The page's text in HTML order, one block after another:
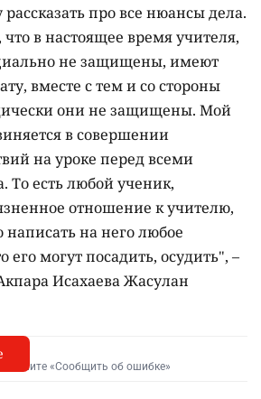
про все нюансы дела.
в настоящее время учителя,
не защищены, имеют
вместе с тем и со стороны
они не защищены. Мой
в совершении
на уроке перед всеми
То есть любой ученик,
отношение к учителю,
написать на него любое
его могут посадить, осудить", –
Исахаева Жасулан
нажмите «Сообщить об ошибке»